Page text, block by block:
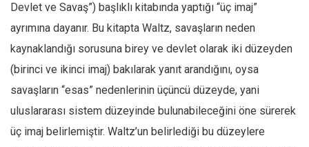
Devlet ve Savaş”) başlıklı kitabında yaptığı “üç imaj”
ayrımına dayanır. Bu kitapta Waltz, savaşların neden
kaynaklandığı sorusuna birey ve devlet olarak iki düzeyden
(birinci ve ikinci imaj) bakılarak yanıt arandığını, oysa
savaşların “esas” nedenlerinin üçüncü düzeyde, yani
uluslararası sistem düzeyinde bulunabileceğini öne sürerek
üç imaj belirlemiştir. Waltz’un belirlediği bu düzeylere